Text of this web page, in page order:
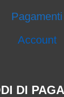
Pagamenti
Account
DI